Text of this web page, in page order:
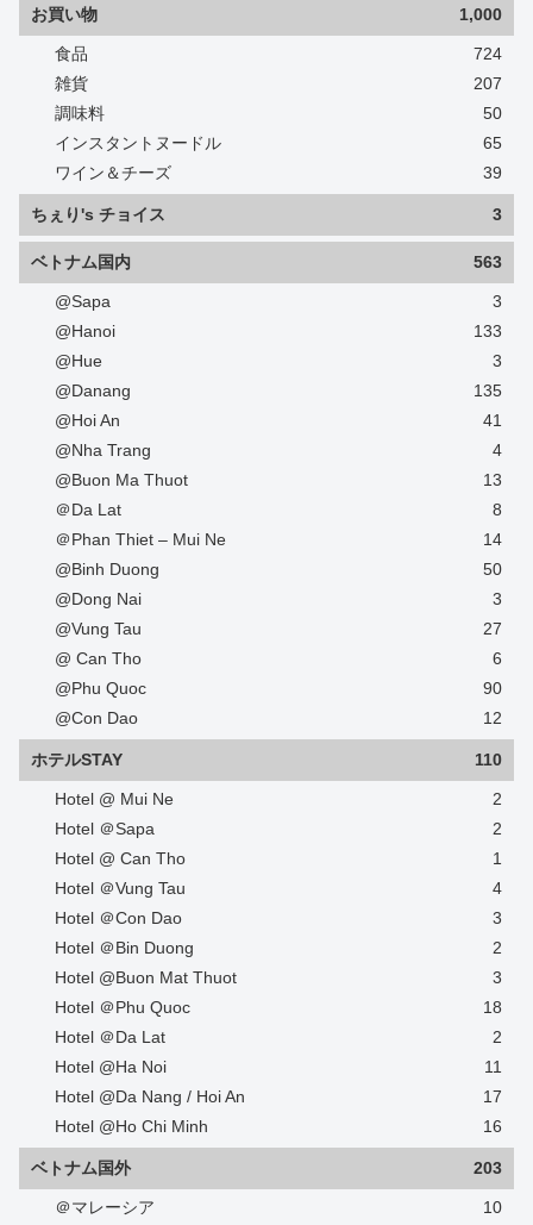
お買い物 1,000
食品
724
雑貨
207
調味料
50
インスタントヌードル
65
ワイン＆チーズ
39
ちぇり's チョイス 3
ベトナム国内 563
@Sapa
3
@Hanoi
133
@Hue
3
@Danang
135
@Hoi An
41
@Nha Trang
4
@Buon Ma Thuot
13
＠Da Lat
8
＠Phan Thiet – Mui Ne
14
@Binh Duong
50
@Dong Nai
3
@Vung Tau
27
@ Can Tho
6
@Phu Quoc
90
@Con Dao
12
ホテルSTAY 110
Hotel @ Mui Ne
2
Hotel ＠Sapa
2
Hotel @ Can Tho
1
Hotel ＠Vung Tau
4
Hotel ＠Con Dao
3
Hotel ＠Bin Duong
2
Hotel @Buon Mat Thuot
3
Hotel ＠Phu Quoc
18
Hotel ＠Da Lat
2
Hotel @Ha Noi
11
Hotel @Da Nang / Hoi An
17
Hotel @Ho Chi Minh
16
ベトナム国外 203
＠マレーシア
10